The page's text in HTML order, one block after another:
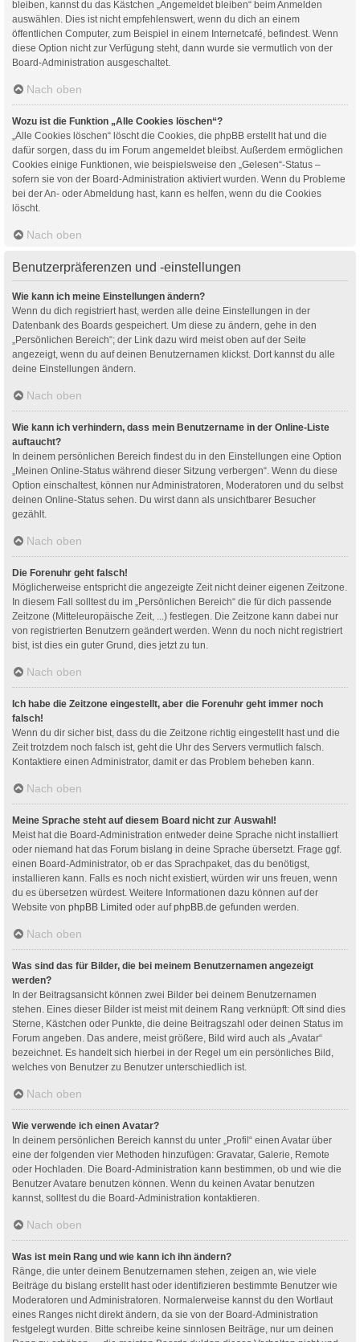
bleiben, kannst du das Kästchen „Angemeldet bleiben“ beim Anmelden
auswählen. Dies ist nicht empfehlenswert, wenn du dich an einem
öffentlichen Computer, zum Beispiel in einem Internetcafé, befindest. Wenn
diese Option nicht zur Verfügung steht, dann wurde sie vermutlich von der
Board-Administration ausgeschaltet.
Nach oben
Wozu ist die Funktion „Alle Cookies löschen“?
„Alle Cookies löschen“ löscht die Cookies, die phpBB erstellt hat und die
dafür sorgen, dass du im Forum angemeldet bleibst. Außerdem ermöglichen
Cookies einige Funktionen, wie beispielsweise den „Gelesen“-Status –
sofern sie von der Board-Administration aktiviert wurden. Wenn du Probleme
bei der An- oder Abmeldung hast, kann es helfen, wenn du die Cookies
löscht.
Nach oben
Benutzerpräferenzen und -einstellungen
Wie kann ich meine Einstellungen ändern?
Wenn du dich registriert hast, werden alle deine Einstellungen in der
Datenbank des Boards gespeichert. Um diese zu ändern, gehe in den
„Persönlichen Bereich“; der Link dazu wird meist oben auf der Seite
angezeigt, wenn du auf deinen Benutzernamen klickst. Dort kannst du alle
deine Einstellungen ändern.
Nach oben
Wie kann ich verhindern, dass mein Benutzername in der Online-Liste
auftaucht?
In deinem persönlichen Bereich findest du in den Einstellungen eine Option
„Meinen Online-Status während dieser Sitzung verbergen“. Wenn du diese
Option einschaltest, können nur Administratoren, Moderatoren und du selbst
deinen Online-Status sehen. Du wirst dann als unsichtbarer Besucher
gezählt.
Nach oben
Die Forenuhr geht falsch!
Möglicherweise entspricht die angezeigte Zeit nicht deiner eigenen Zeitzone.
In diesem Fall solltest du im „Persönlichen Bereich“ die für dich passende
Zeitzone (Mitteleuropäische Zeit, ...) festlegen. Die Zeitzone kann dabei nur
von registrierten Benutzern geändert werden. Wenn du noch nicht registriert
bist, ist dies ein guter Grund, dies jetzt zu tun.
Nach oben
Ich habe die Zeitzone eingestellt, aber die Forenuhr geht immer noch
falsch!
Wenn du dir sicher bist, dass du die Zeitzone richtig eingestellt hast und die
Zeit trotzdem noch falsch ist, geht die Uhr des Servers vermutlich falsch.
Kontaktiere einen Administrator, damit er das Problem beheben kann.
Nach oben
Meine Sprache steht auf diesem Board nicht zur Auswahl!
Meist hat die Board-Administration entweder deine Sprache nicht installiert
oder niemand hat das Forum bislang in deine Sprache übersetzt. Frage ggf.
einen Board-Administrator, ob er das Sprachpaket, das du benötigst,
installieren kann. Falls es noch nicht existiert, würden wir uns freuen, wenn
du es übersetzen würdest. Weitere Informationen dazu können auf der
Website von phpBB Limited oder aufphpBB.de gefunden werden.
Nach oben
Was sind das für Bilder, die bei meinem Benutzernamen angezeigt
werden?
In der Beitragsansicht können zwei Bilder bei deinem Benutzernamen
stehen. Eines dieser Bilder ist meist mit deinem Rang verknüpft: Oft sind dies
Sterne, Kästchen oder Punkte, die deine Beitragszahl oder deinen Status im
Forum angeben. Das andere, meist größere, Bild wird auch als „Avatar“
bezeichnet. Es handelt sich hierbei in der Regel um ein persönliches Bild,
welches von Benutzer zu Benutzer unterschiedlich ist.
Nach oben
Wie verwende ich einen Avatar?
In deinem persönlichen Bereich kannst du unter „Profil“ einen Avatar über
eine der folgenden vier Methoden hinzufügen: Gravatar, Galerie, Remote
oder Hochladen. Die Board-Administration kann bestimmen, ob und wie die
Benutzer Avatare benutzen können. Wenn du keinen Avatar benutzen
kannst, solltest du die Board-Administration kontaktieren.
Nach oben
Was ist mein Rang und wie kann ich ihn ändern?
Ränge, die unter deinem Benutzernamen stehen, zeigen an, wie viele
Beiträge du bislang erstellt hast oder identifizieren bestimmte Benutzer wie
Moderatoren und Administratoren. Normalerweise kannst du den Wortlaut
eines Ranges nicht direkt ändern, da sie von der Board-Administration
festgelegt wurden. Bitte schreibe keine sinnlosen Beiträge, nur um deinen